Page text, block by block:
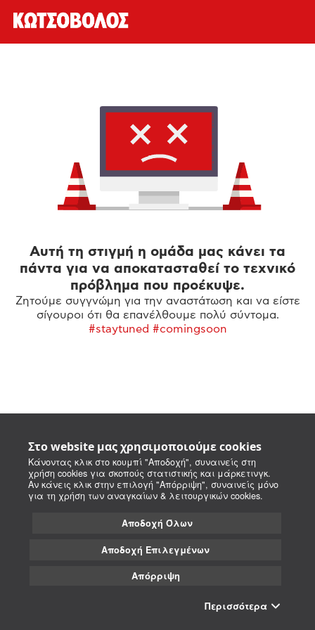
Στο website μας χρησιμοποιούμε cookies
Κάνοντας κλικ στο κουμπί "Αποδοχή", συναινείς στη
χρήση cookies για σκοπούς στατιστικής και μάρκετινγκ.
Αν κάνεις κλικ στην επιλογή "Απόρριψη", συναινείς μόνο
για τη χρήση των αναγκαίων & λειτουργικών cookies.
Αποδοχή Όλων
Αποδοχή Επιλεγμένων
Απόρριψη
Περισσότερα
Αυτή τη στιγμή η ομάδα μας κάνει τα
πάντα για να αποκατασταθεί το τεχνικό
πρόβλημα που προέκυψε.
Ζητούμε συγγνώμη για την αναστάτωση και να είστε
σίγουροι ότι θα επανέλθουμε πολύ σύντομα.
#staytuned #comingsoon